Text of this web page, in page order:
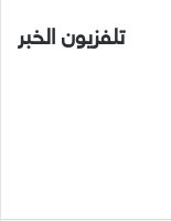
تلفزيون الخبر